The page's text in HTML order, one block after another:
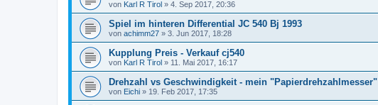
von Karl R Tirol » 4. Sep 2017, 20:36
Spiel im hinteren Differential JC 540 Bj 1993
von achimm27 » 3. Jun 2017, 18:28
Kupplung Preis - Verkauf cj540
von Karl R Tirol » 11. Mai 2017, 16:17
Drehzahl vs Geschwindigkeit - mein "Papierdrehzahlmesser"
von Eichi » 19. Feb 2017, 17:35